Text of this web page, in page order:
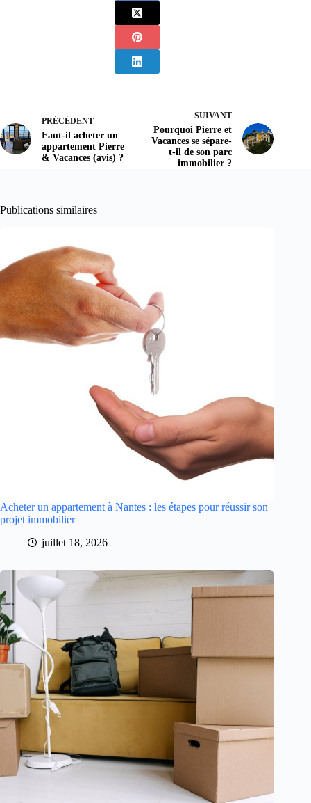
PRÉCÉDENT
Faut-il acheter un
appartement Pierre
& Vacances (avis) ?
SUIVANT
Pourquoi Pierre et
Vacances se sépare-
t-il de son parc
immobilier ?
Publications similaires
Acheter un appartement à Nantes : les étapes pour réussir son
projet immobilier
juillet 18, 2026